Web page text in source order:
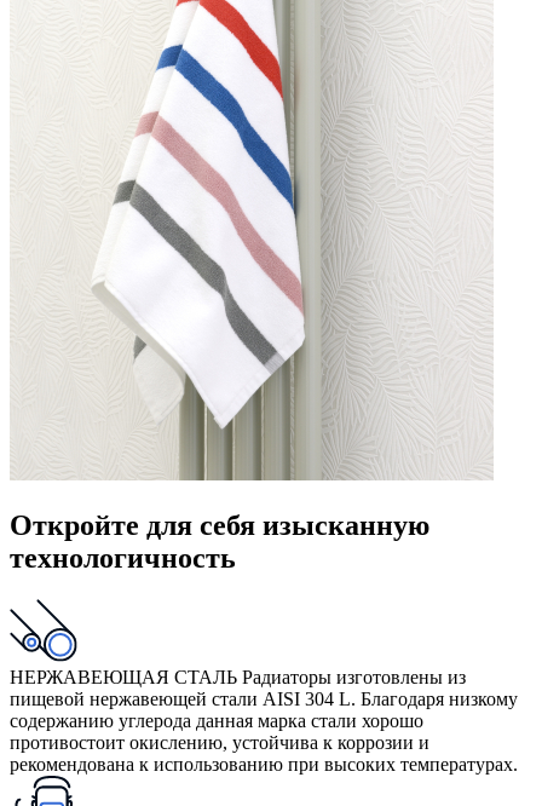
Откройте для себя изысканную
технологичность
НЕРЖАВЕЮЩАЯ СТАЛЬ Радиаторы изготовлены из
пищевой нержавеющей стали AISI 304 L. Благодаря низкому
содержанию углерода данная марка стали хорошо
противостоит окислению, устойчива к коррозии и
рекомендована к использованию при высоких температурах.